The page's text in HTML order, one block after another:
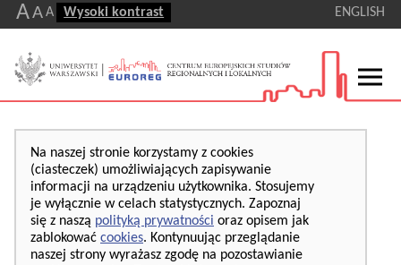
AA A Wysoki kontrast ENGLISH
Na naszej stronie korzystamy z cookies
(ciasteczek) umożliwiających zapisywanie
informacji na urządzeniu użytkownika. Stosujemy
je wyłącznie w celach statystycznych. Zapoznaj
się z naszą polityką prywatności oraz opisem jak
zablokować cookies. Kontynuując przeglądanie
naszej strony wyrażasz zgodę na pozostawianie